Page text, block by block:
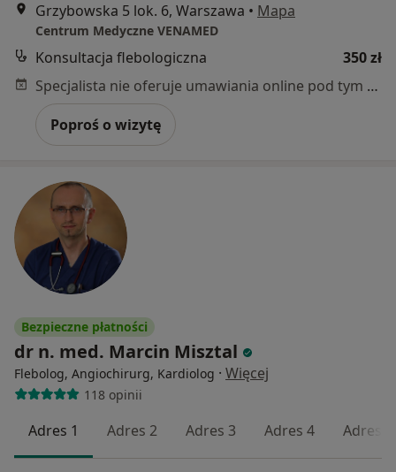
Grzybowska 5 lok. 6, Warszawa • Mapa
Centrum Medyczne VENAMED
Konsultacja flebologiczna
350 zł
Specjalista nie oferuje umawiania online pod tym adresem.
Poproś o wizytę
Bezpieczne płatności
dr n. med. Marcin Misztal
Flebolog, Angiochirurg, Kardiolog · Więcej
118 opinii
Adres 1 Adres 2 Adres 3 Adres 4 Adres 5